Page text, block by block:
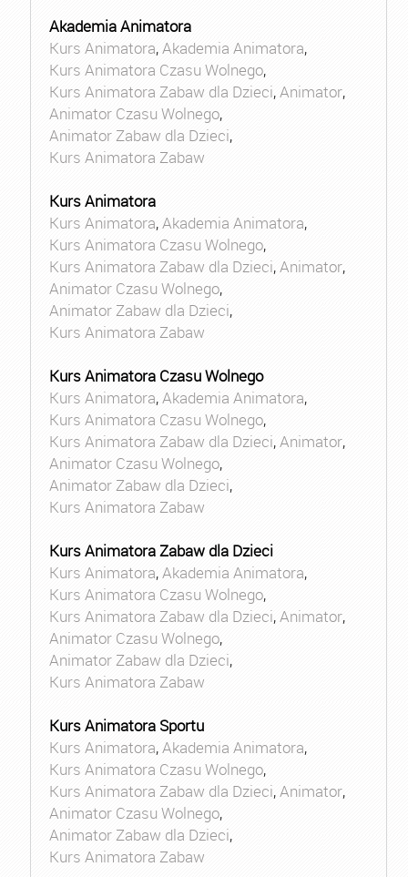
Akademia Animatora
Kurs Animatora,Akademia Animatora,
Kurs Animatora Czasu Wolnego,
Kurs Animatora Zabaw dla Dzieci,Animator,
Animator Czasu Wolnego,
Animator Zabaw dla Dzieci,
Kurs Animatora Zabaw
Kurs Animatora
Kurs Animatora,Akademia Animatora,
Kurs Animatora Czasu Wolnego,
Kurs Animatora Zabaw dla Dzieci,Animator,
Animator Czasu Wolnego,
Animator Zabaw dla Dzieci,
Kurs Animatora Zabaw
Kurs Animatora Czasu Wolnego
Kurs Animatora,Akademia Animatora,
Kurs Animatora Czasu Wolnego,
Kurs Animatora Zabaw dla Dzieci,Animator,
Animator Czasu Wolnego,
Animator Zabaw dla Dzieci,
Kurs Animatora Zabaw
Kurs Animatora Zabaw dla Dzieci
Kurs Animatora,Akademia Animatora,
Kurs Animatora Czasu Wolnego,
Kurs Animatora Zabaw dla Dzieci,Animator,
Animator Czasu Wolnego,
Animator Zabaw dla Dzieci,
Kurs Animatora Zabaw
Kurs Animatora Sportu
Kurs Animatora,Akademia Animatora,
Kurs Animatora Czasu Wolnego,
Kurs Animatora Zabaw dla Dzieci,Animator,
Animator Czasu Wolnego,
Animator Zabaw dla Dzieci,
Kurs Animatora Zabaw